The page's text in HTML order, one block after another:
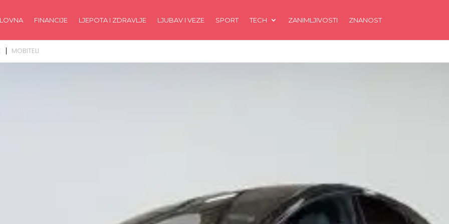
FINANCIJE LJEPOTA I ZDRAVLJE LJUBAV I VEZE SPORT TECH ZANIMLJIVOSTI ZNANOST